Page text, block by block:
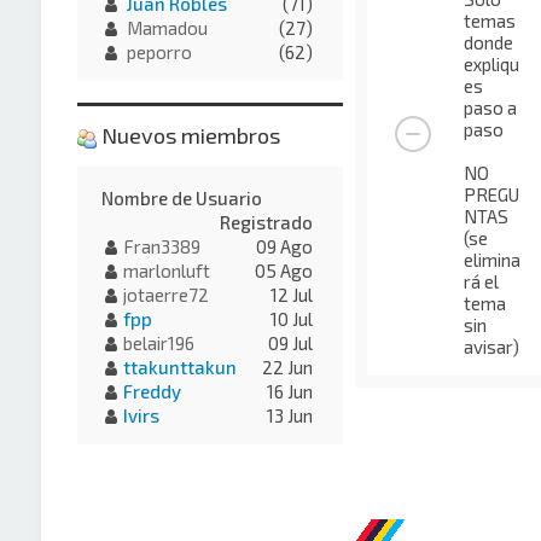
temas
donde
expliqu
es
paso a
paso
NO
PREGU
NTAS
(se
elimina
rá el
tema
sin
avisar)
Mamadou
(27)
peporro
(62)
Nuevos miembros
Nombre de Usuario
Registrado
Fran3389
09 Ago
marlonluft
05 Ago
jotaerre72
12 Jul
fpp
10 Jul
belair196
09 Jul
ttakunttakun
22 Jun
Freddy
16 Jun
Ivirs
13 Jun